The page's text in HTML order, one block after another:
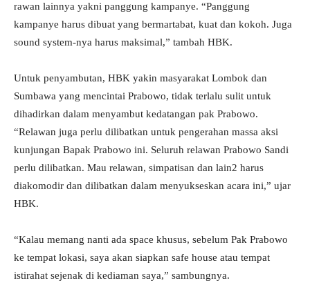
rawan lainnya yakni panggung kampanye. “Panggung
kampanye harus dibuat yang bermartabat, kuat dan kokoh. Juga
sound system-nya harus maksimal,” tambah HBK.
Untuk penyambutan, HBK yakin masyarakat Lombok dan
Sumbawa yang mencintai Prabowo, tidak terlalu sulit untuk
dihadirkan dalam menyambut kedatangan pak Prabowo.
“Relawan juga perlu dilibatkan untuk pengerahan massa aksi
kunjungan Bapak Prabowo ini. Seluruh relawan Prabowo Sandi
perlu dilibatkan. Mau relawan, simpatisan dan lain2 harus
diakomodir dan dilibatkan dalam menyukseskan acara ini,” ujar
HBK.
“Kalau memang nanti ada space khusus, sebelum Pak Prabowo
ke tempat lokasi, saya akan siapkan safe house atau tempat
istirahat sejenak di kediaman saya,” sambungnya.